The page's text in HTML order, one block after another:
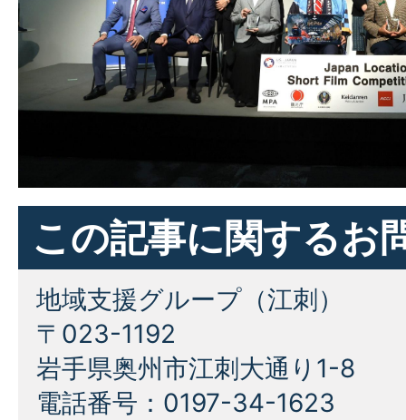
この記事に関するお
地域支援グループ（江刺）
〒023-1192
岩手県奥州市江刺大通り1-8
電話番号：0197-34-1623